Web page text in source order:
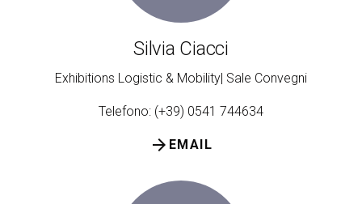
Silvia Ciacci
Exhibitions Logistic & Mobility| Sale Convegni
Telefono: (+39) 0541 744634
EMAIL
arrow_forward